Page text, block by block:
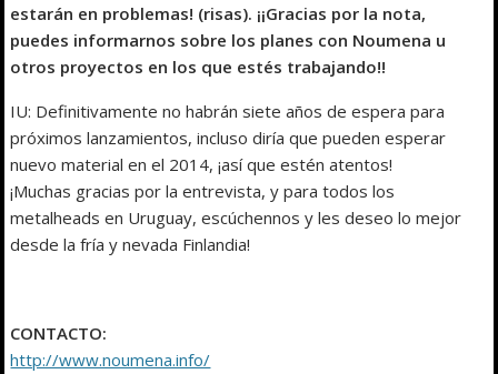
estarán en problemas! (risas). ¡¡Gracias por la nota,
puedes informarnos sobre los planes con Noumena u
otros proyectos en los que estés trabajando!!
IU: Definitivamente no habrán siete años de espera para
próximos lanzamientos, incluso diría que pueden esperar
nuevo material en el 2014, ¡así que estén atentos!
¡Muchas gracias por la entrevista, y para todos los
metalheads en Uruguay, escúchennos y les deseo lo mejor
desde la fría y nevada Finlandia!
CONTACTO:
http://www.noumena.info/